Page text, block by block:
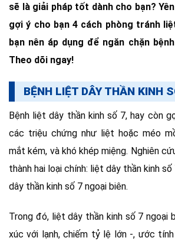
sẽ là giải pháp tốt dành cho bạn?
gợi ý cho bạn 4 cách phòng tránh
bạn nên áp dụng để ngăn chặn
Theo dõi ngay!
BỆNH LIỆT DÂY THẦN KINH
Bệnh liệt dây thần kinh số 7, hay còn
các triệu chứng như liệt hoặc méo
mắt kém, và khó khép miệng. Nghiên
thành hai loại chính: liệt dây thần kinh
dây thần kinh số 7 ngoại biên.
Trong đó, liệt dây thần kinh số 7 ngoại
xúc với lạnh, chiếm tỷ lệ lớn -, ước tính